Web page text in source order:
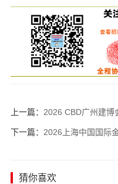
上一篇： 2026 CBD广州建博会会刊、第28届
下一篇： 2026上海中国国际金属成形展览会会刊-锻
猜你喜欢